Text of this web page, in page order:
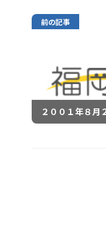
前の記事
２００１年８月